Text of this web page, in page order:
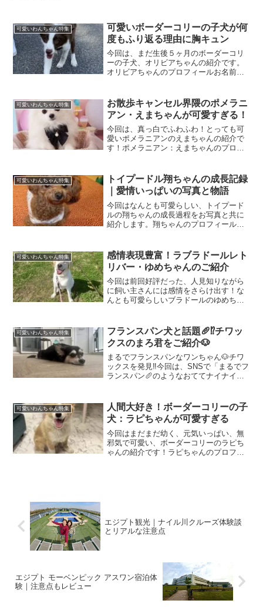
可愛いわんちゃん特集
可愛いボーダーコリーの子犬が何
度もふり返る理由に胸キュン
今回は、まだ生後５ヶ月のボーダーコリ
ーの子犬、オリビアちゃんの紹介です。
オリビアちゃんのプロフィールお名前：
齢：現在5ヶ月「ちゃんとついてきて
る？」と確認する姿...
可愛いわんちゃん特集
お散歩キャンセル界隈のポメラニ
アン・えまちゃんが可愛すぎる！
今回は、真っ白でふわふわ！とっても可
愛いポメラニアンのえまちゃんの紹介で
す！ポメラニアン：えまちゃんのプロフ
18日年齢：現在1歳お散歩キャンセル界
隈！？持ち帰られ...
可愛いわんちゃん特集
トイプードル翔ちゃんの成長記録
｜愛情いっぱいの写真と物語
今回はなんとも可愛らしい、トイプード
ルの翔ちゃんの成長過程をお写真と共に
紹介します。翔ちゃんのプロフィールお
日年齢：現在 １歳 ６ヶ月トイプードル：
翔ちゃんの生い立ちブ...
可愛いわんちゃん特集
感情表現豊富！ラブラドールレト
リバー・ゆめちゃんのご紹介
今回は前回好評だった、人見知りながら
に飼い主さんには感情をさらけ出す！な
んとも可愛らしいブラドールのゆめちゃ
トリバーのゆめちゃんの可愛さ全開の姿
とともに、ラブの性格や...
可愛いわんちゃん特集
フランスパン犬と話題🥖⁉️チワッ
クスのまろ君をご紹介🐶
まるでフランスパンなワンちゃん🐶チワ
ックスを発見‼️今回は、SNSで「まるでフ
ランスパン🥖のようなおててナイナイ姿
ワックス：まろ君のプロフィールお名
前：まろ君犬種：チワ...
可愛いわんちゃん特集
人間大好き！ボーダーコリーの子
犬：ラピちゃんが可愛すぎる
今回はまだまだ幼く、元気いっぱい、無
邪気で可愛い、ボーダーコリーのラピち
ゃんの紹介です！ラピちゃんのプロフィ
エジプト観光｜ナイル川クルーズ体験談
とリアルな注意点
エジプト モーベンピック アスワン宿泊体
験｜注意点もレビュー